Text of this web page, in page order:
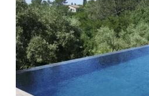
Membrane
armée
pour
piscine
à